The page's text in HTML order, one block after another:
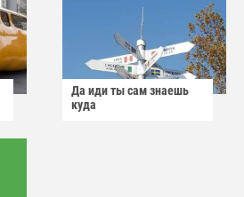
Да иди ты сам знаешь
куда